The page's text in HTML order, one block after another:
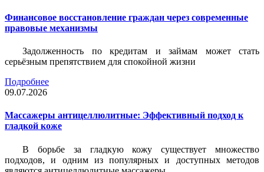
Финансовое восстановление граждан через современные
правовые механизмы
Задолженность по кредитам и займам может стать
серьёзным препятствием для спокойной жизни
Подробнее
09.07.2026
Массажеры антицеллюлитные: Эффективный подход к
гладкой коже
В борьбе за гладкую кожу существует множество
подходов, и одним из популярных и доступных методов